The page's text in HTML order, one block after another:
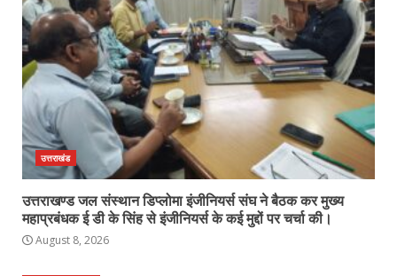
उत्तराखंड
उत्तराखण्ड जल संस्थान डिप्लोमा इंजीनियर्स संघ ने बैठक कर मुख्य
महाप्रबंधक ई डी के सिंह से इंजीनियर्स के कई मुद्दों पर चर्चा की।
August 8, 2026